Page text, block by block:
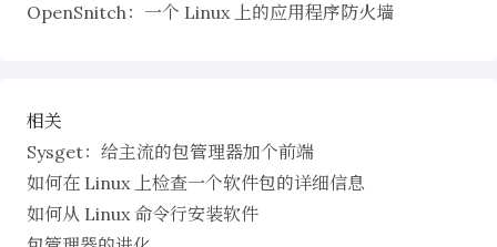
OpenSnitch：一个 Linux 上的应用程序防火墙
相关
Sysget：给主流的包管理器加个前端
如何在 Linux 上检查一个软件包的详细信息
如何从 Linux 命令行安装软件